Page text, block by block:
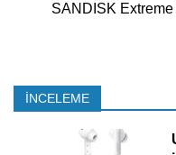
SANDISK
İNCELEME